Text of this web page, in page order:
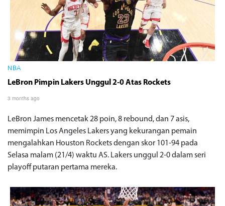
NBA
LeBron Pimpin Lakers Unggul 2-0 Atas Rockets
3 months ago
LeBron James mencetak 28 poin, 8 rebound, dan 7 asis,
memimpin Los Angeles Lakers yang kekurangan pemain
mengalahkan Houston Rockets dengan skor 101-94 pada
Selasa malam (21/4) waktu AS. Lakers unggul 2-0 dalam seri
playoff putaran pertama mereka.